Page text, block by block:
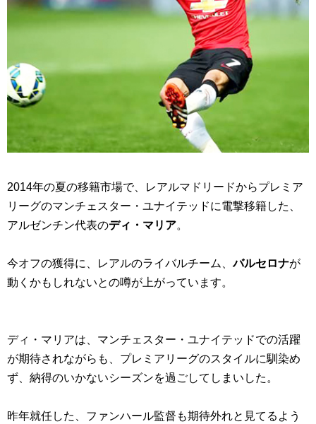
2014年の夏の移籍市場で、レアルマドリードからプレミア
リーグのマンチェスター・ユナイテッドに電撃移籍した、
アルゼンチン代表のディ・マリア。
今オフの獲得に、レアルのライバルチーム、バルセロナが
動くかもしれないとの噂が上がっています。
ディ・マリアは、マンチェスター・ユナイテッドでの活躍
が期待されながらも、プレミアリーグのスタイルに馴染め
ず、納得のいかないシーズンを過ごしてしまいした。
昨年就任した、ファンハール監督も期待外れと見てるよう